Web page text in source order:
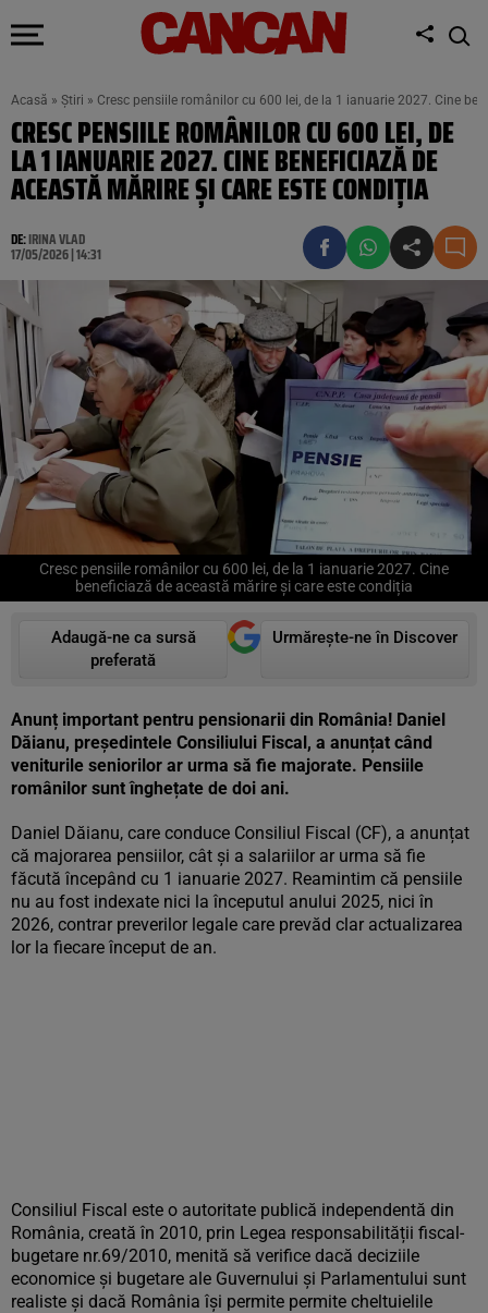
Acasă » Știri » Cresc pensiile românilor cu 600 lei, de la 1 ianuarie 2027. Cine
CRESC PENSIILE ROMÂNILOR CU 600 LEI, DE
LA 1 IANUARIE 2027. CINE BENEFICIAZĂ DE
ACEASTĂ MĂRIRE ȘI CARE ESTE CONDIȚIA
DE:IRINA VLAD
17/05/2026 | 14:31
Cresc pensiile românilor cu 600 lei, de la 1 ianuarie 2027. Cine
beneficiază de această mărire și care este condiția
Adaugă-ne ca sursă
preferată
Urmărește-ne în Discover
Anunț important pentru pensionarii din România! Daniel
Dăianu, președintele Consiliului Fiscal, a anunțat când
veniturile seniorilor ar urma să fie majorate. Pensiile
românilor sunt înghețate de doi ani.
Daniel Dăianu, care conduce Consiliul Fiscal (CF), a anunțat
că majorarea pensiilor, cât și a salariilor ar urma să fie
făcută începând cu 1 ianuarie 2027. Reamintim că pensiile
nu au fost indexate nici la începutul anului 2025, nici în
2026, contrar preverilor legale care prevăd clar actualizarea
lor la fiecare început de an.
Consiliul Fiscal este o autoritate publică independentă din
România, creată în 2010, prin Legea responsabilității fiscal-
bugetare nr.69/2010, menită să verifice dacă deciziile
economice și bugetare ale Guvernului și Parlamentului sunt
realiste și dacă România își permite permite cheltuielile